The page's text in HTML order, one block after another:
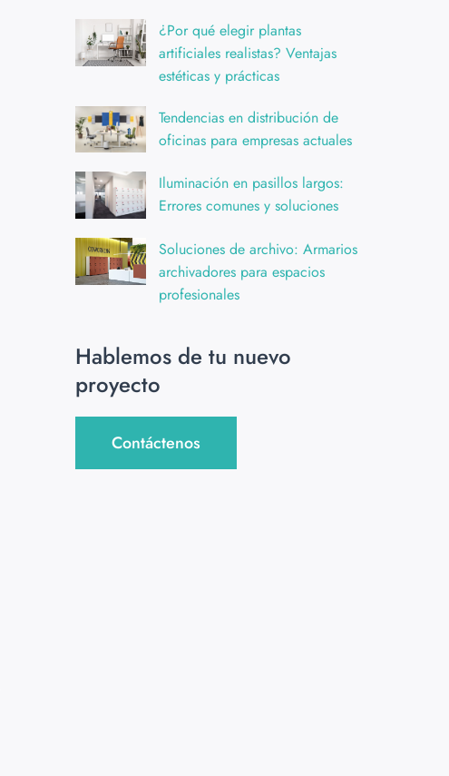
¿Por qué elegir plantas
artificiales realistas? Ventajas
estéticas y prácticas
Tendencias en distribución de
oficinas para empresas actuales
Iluminación en pasillos largos:
Errores comunes y soluciones
Soluciones de archivo: Armarios
archivadores para espacios
profesionales
Hablemos de tu nuevo
proyecto
Contáctenos